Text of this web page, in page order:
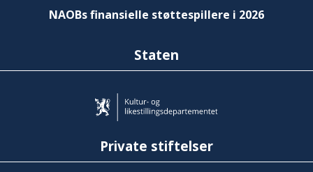
NAOBs finansielle støttespillere i 2026
Staten
Private stiftelser